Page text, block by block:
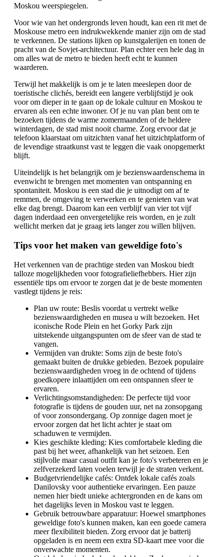
Moskou weerspiegelen.
Voor wie van het ondergronds leven houdt, kan een rit met de
Moskouse metro een indrukwekkende manier zijn om de stad
te verkennen. De stations lijken op kunstgalerijen en tonen de
pracht van de Sovjet-architectuur. Plan echter een hele dag in
om alles wat de metro te bieden heeft echt te kunnen
waarderen.
Terwijl het makkelijk is om je te laten meeslepen door de
toeristische clichés, bereidt een langere verblijfstijd je ook
voor om dieper in te gaan op de lokale cultuur en Moskou te
ervaren als een echte inwoner. Of je nu van plan bent om te
bezoeken tijdens de warme zomermaanden of de heldere
winterdagen, de stad mist nooit charme. Zorg ervoor dat je
telefoon klaarstaat om uitzichten vanaf het uitzichtplatform of
de levendige straatkunst vast te leggen die vaak onopgemerkt
blijft.
Uiteindelijk is het belangrijk om je bezienswaardenschema in
evenwicht te brengen met momenten van ontspanning en
spontaniteit. Moskou is een stad die je uitnodigt om af te
remmen, de omgeving te verwerken en te genieten van wat
elke dag brengt. Daarom kan een verblijf van vier tot vijf
dagen inderdaad een onvergetelijke reis worden, en je zult
wellicht merken dat je graag iets langer zou willen blijven.
Tips voor het maken van geweldige foto's
Het verkennen van de prachtige steden van Moskou biedt
talloze mogelijkheden voor fotografieliefhebbers. Hier zijn
essentiële tips om ervoor te zorgen dat je de beste momenten
vastlegt tijdens je reis:
Plan uw route: Beslis voordat u vertrekt welke
bezienswaardigheden en musea u wilt bezoeken. Het
iconische Rode Plein en het Gorky Park zijn
uitstekende uitgangspunten om de sfeer van de stad te
vangen.
Vermijden van drukte: Soms zijn de beste foto's
gemaakt buiten de drukke gebieden. Bezoek populaire
bezienswaardigheden vroeg in de ochtend of tijdens
goedkopere inlaattijden om een ontspannen sfeer te
ervaren.
Verlichtingsomstandigheden: De perfecte tijd voor
fotografie is tijdens de gouden uur, net na zonsopgang
of voor zonsondergang. Op zonnige dagen moet je
ervoor zorgen dat het licht achter je staat om
schaduwen te vermijden.
Kies geschikte kleding: Kies comfortabele kleding die
past bij het weer, afhankelijk van het seizoen. Een
stijlvolle maar casual outfit kan je foto's verbeteren en je
zelfverzekerd laten voelen terwijl je de straten verkent.
Budgetvriendelijke cafés: Ontdek lokale cafés zoals
Danilovsky voor authentieke ervaringen. Een pauze
nemen hier biedt unieke achtergronden en de kans om
het dagelijks leven in Moskou vast te leggen.
Gebruik betrouwbare apparatuur: Hoewel smartphones
geweldige foto's kunnen maken, kan een goede camera
meer flexibiliteit bieden. Zorg ervoor dat je batterij
opgeladen is en neem een extra SD-kaart mee voor die
onverwachte momenten.